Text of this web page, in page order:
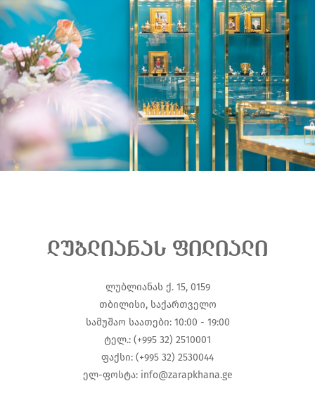
ლუბლიანას ფილიალი
ლუბლიანას ქ. 15, 0159
თბილისი, საქართველო
სამუშაო საათები: 10:00 - 19:00
ტელ.: (+995 32) 2510001
ფაქსი: (+995 32) 2530044
ელ-ფოსტა: info@zarapkhana.ge